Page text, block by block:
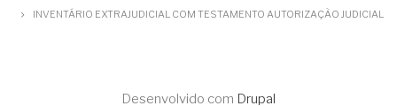
INVENTÁRIO EXTRAJUDICIAL COM TESTAMENTO AUTORIZAÇÃO JUDICIAL
Desenvolvido com Drupal